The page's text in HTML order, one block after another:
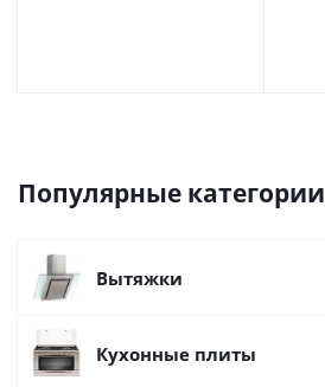
Популярные категории
Вытяжки
Кухонные плиты